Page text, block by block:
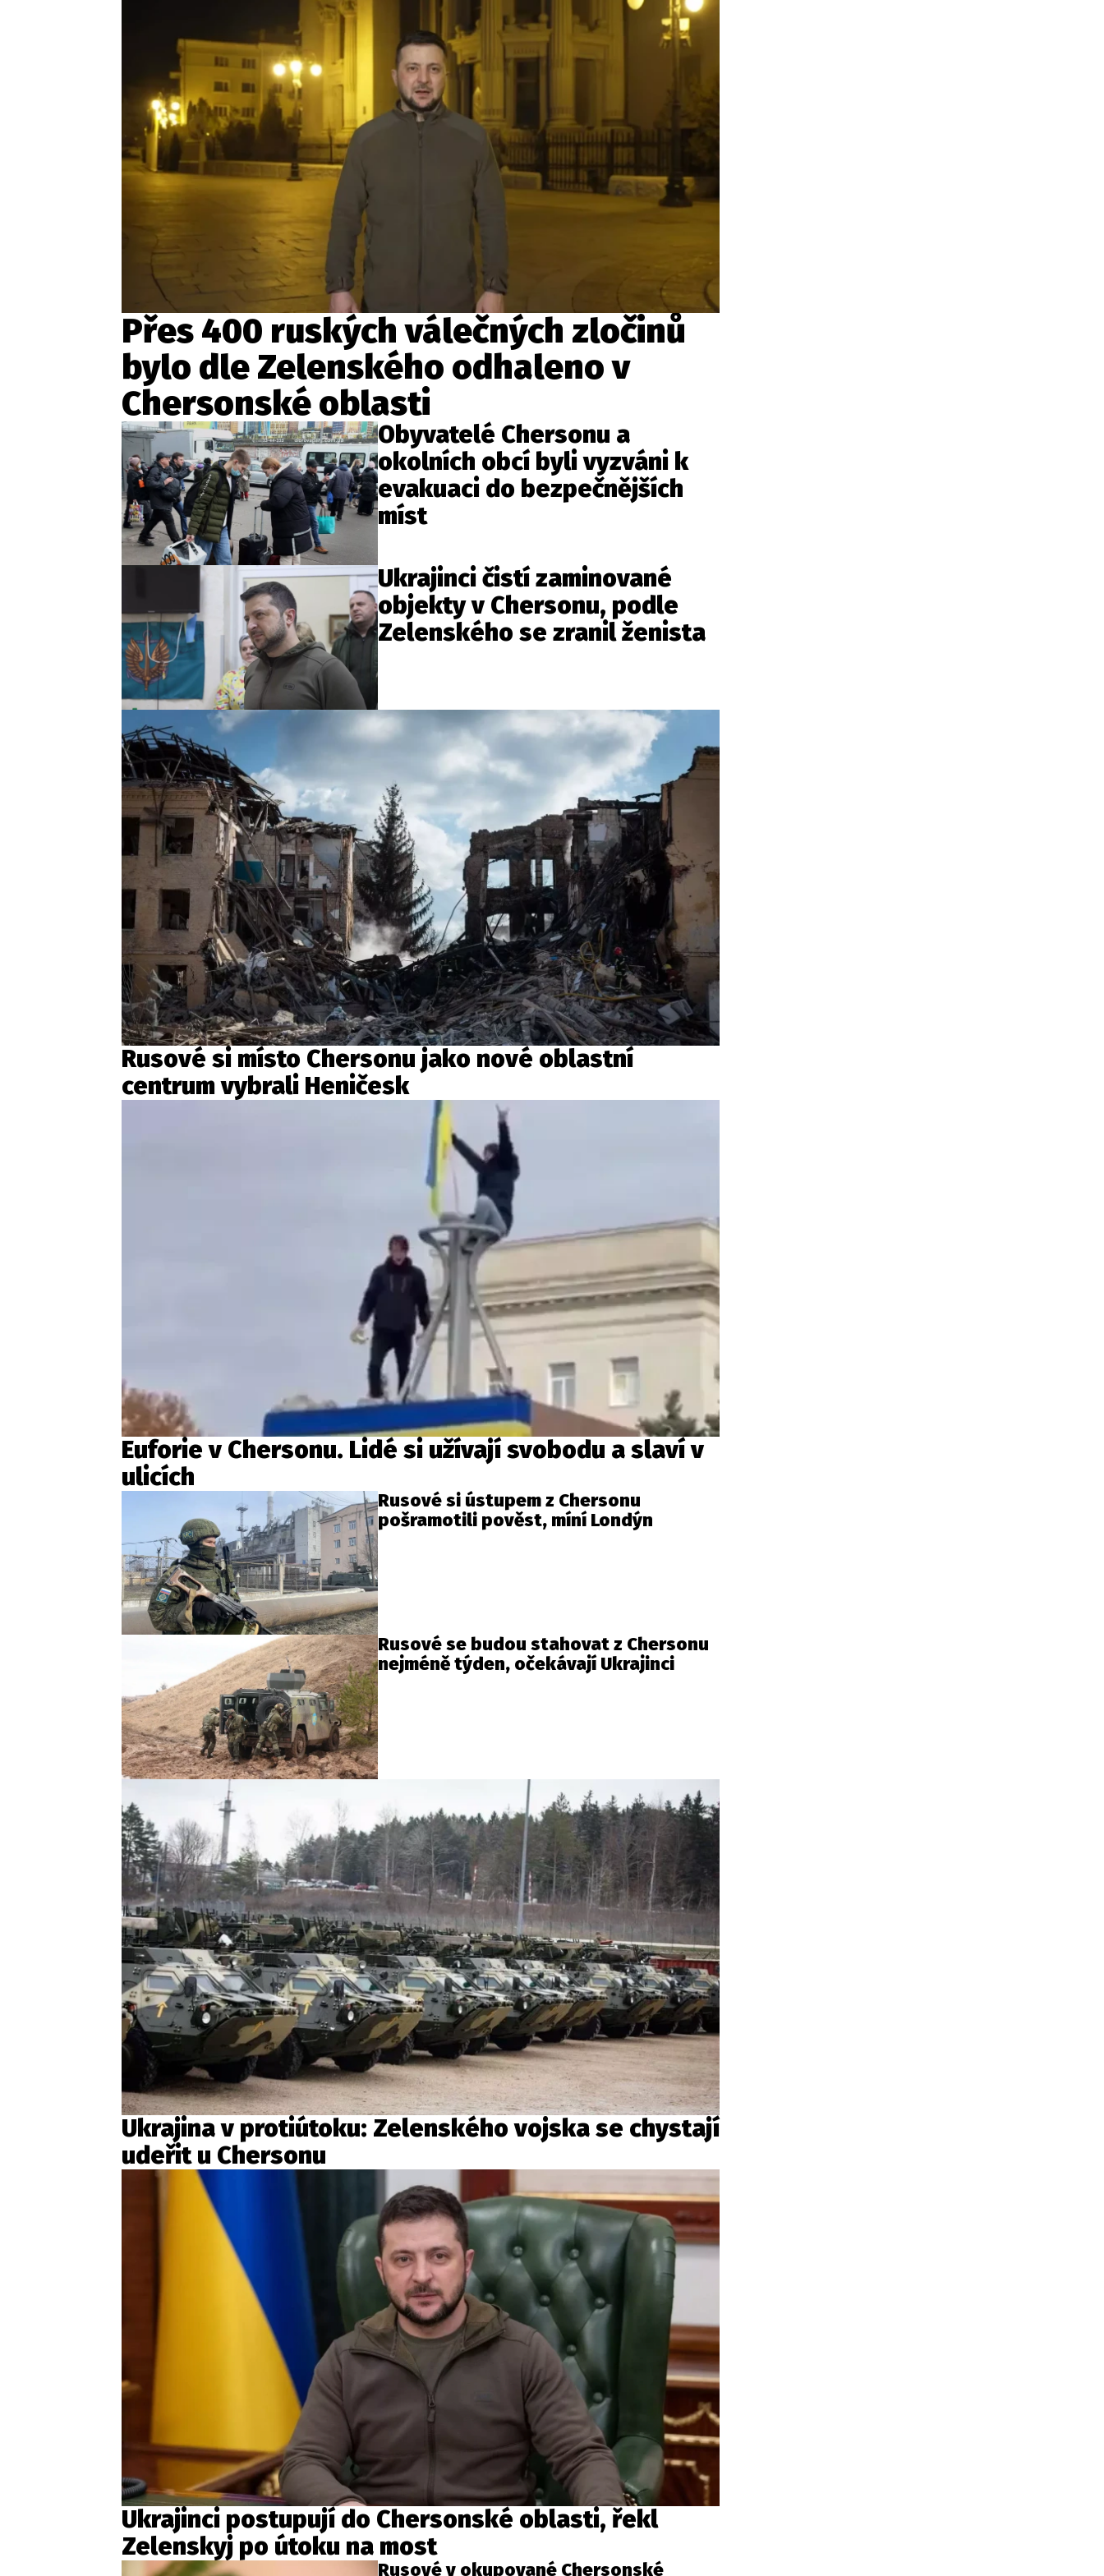
Zaznamenali jste událost? Máte pro nás důležitou zprávu, příběh, fotografie, videa?
Pošlete nám mail na: redakce@newsbox.cz
Nejlepší z vás odměníme
Přes 400 ruských válečných zločinů
bylo dle Zelenského odhaleno v
Chersonské oblasti
Obyvatelé Chersonu a
okolních obcí byli vyzváni k
evakuaci do bezpečnějších
míst
Ukrajinci čistí zaminované
objekty v Chersonu, podle
Zelenského se zranil ženista
Rusové si místo Chersonu jako nové oblastní
centrum vybrali Heničesk
Euforie v Chersonu. Lidé si užívají svobodu a slaví v
ulicích
Rusové si ústupem z Chersonu
pošramotili pověst, míní Londýn
Rusové se budou stahovat z Chersonu
nejméně týden, očekávají Ukrajinci
Ukrajina v protiútoku: Zelenského vojska se chystají
udeřit u Chersonu
Ukrajinci postupují do Chersonské oblasti, řekl
Zelenskyj po útoku na most
Rusové v okupované Chersonské